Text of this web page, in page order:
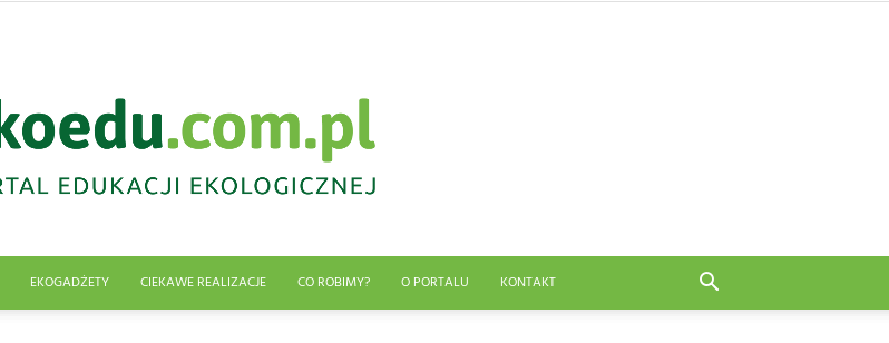
EKOGADŻETY CIEKAWE REALIZACJE CO ROBIMY? O PORTALU KONTAKT